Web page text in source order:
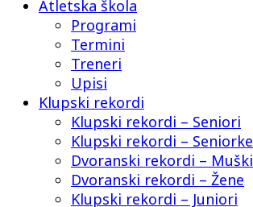
Atletska škola
Programi
Termini
Treneri
Upisi
Klupski rekordi
Klupski rekordi – Seniori
Klupski rekordi – Seniorke
Dvoranski rekordi – Muški
Dvoranski rekordi – Žene
Klupski rekordi – Juniori